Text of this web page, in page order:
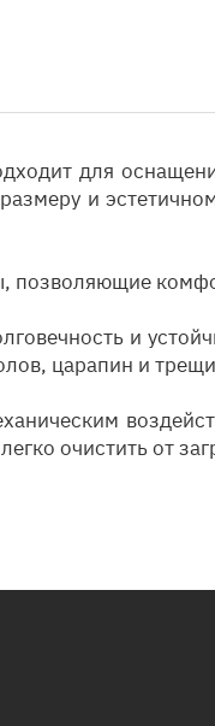
для
и
позволяющие
и
царапин и
очистить от